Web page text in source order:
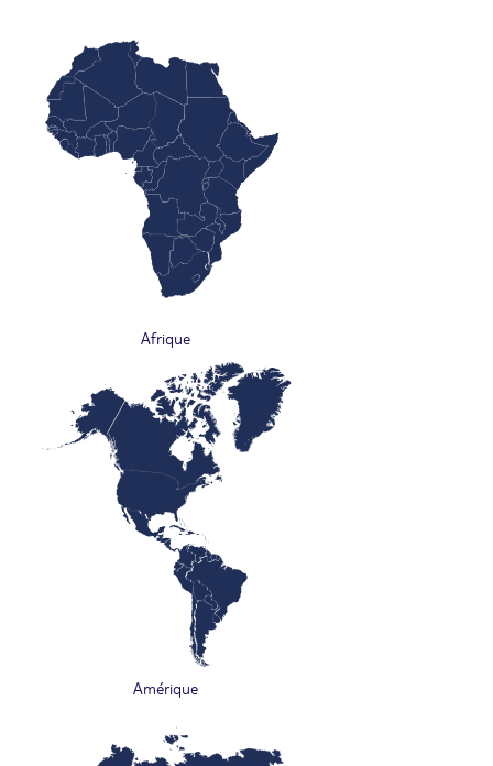
Afrique
Amérique